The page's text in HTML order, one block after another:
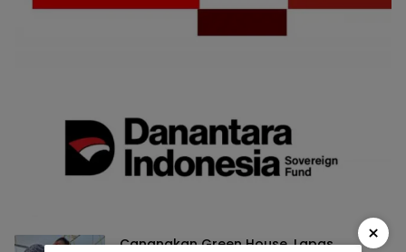
Canangkan Green House, Lapas
×